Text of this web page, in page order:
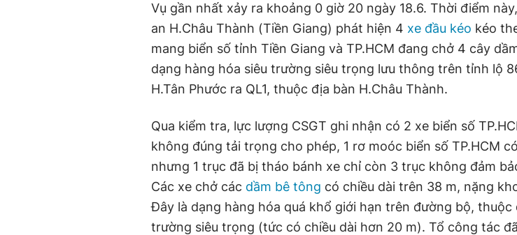
Vụ gần nhất xảy ra khoảng 0 giờ 20 ngày 18.6. Thời điểm
an H.Châu Thành (Tiền Giang) phát hiện 4 xe đầu kéo kéo
mang biển số tỉnh Tiền Giang và TP.HCM đang chở 4 cây
dạng hàng hóa siêu trường siêu trọng lưu thông trên tỉnh lộ
H.Tân Phước ra QL1, thuộc địa bàn H.Châu Thành.
Qua kiểm tra, lực lượng CSGT ghi nhận có 2 xe biển số
không đúng tải trọng cho phép, 1 rơ moóc biển số TP.HCM
nhưng 1 trục đã bị tháo bánh xe chỉ còn 3 trục không đảm
Các xe chở các dầm bê tông có chiều dài trên 38 m, nặng
Đây là dạng hàng hóa quá khổ giới hạn trên đường bộ, thuộc
trường siêu trọng (tức có chiều dài hơn 20 m). Tổ công tác